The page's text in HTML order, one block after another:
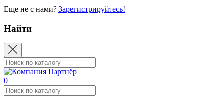
Еще не с нами? Зарегистрируйтесь!
Найти
0